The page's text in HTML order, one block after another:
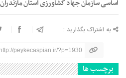
اساسی سازمان جهاد کشاورزی استان
به اشتراک بگذارید :
http://peykecaspian.ir/?p=1930
برچسب ها